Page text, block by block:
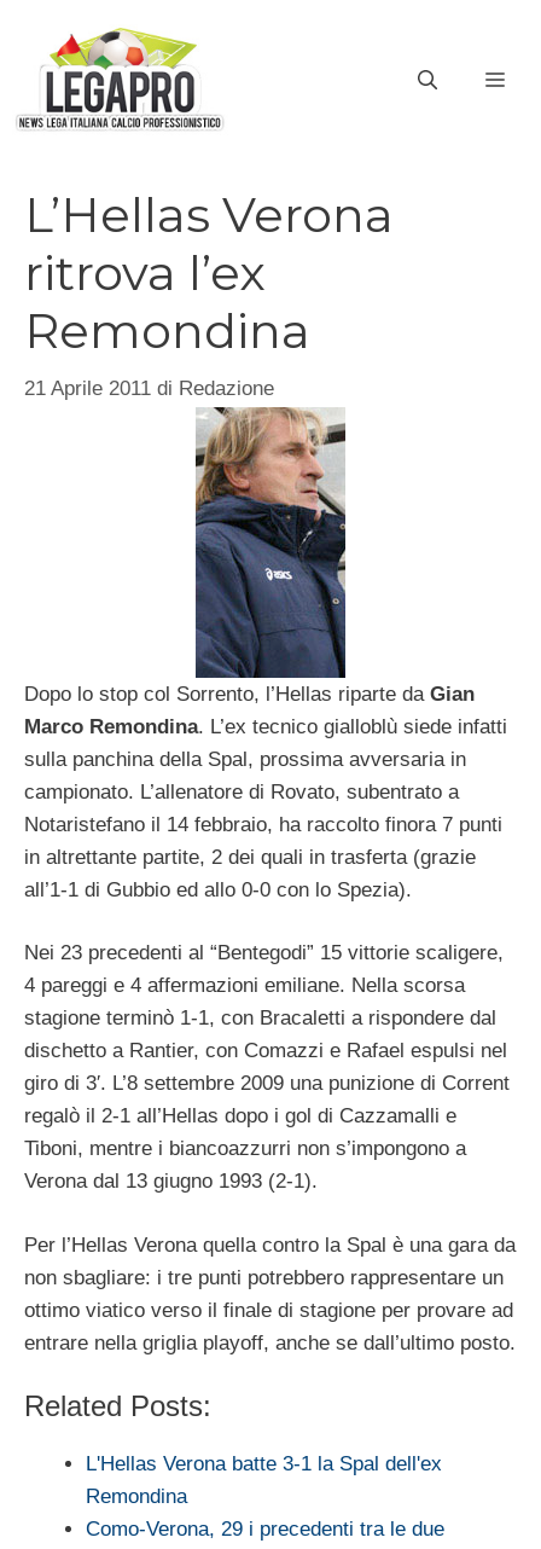
contenuto
L’Hellas Verona
ritrova l’ex
Remondina
21 Aprile 2011 di Redazione
Dopo lo stop col Sorrento, l’Hellas riparte da Gian
Marco Remondina. L’ex tecnico gialloblù siede infatti
sulla panchina della Spal, prossima avversaria in
campionato. L’allenatore di Rovato, subentrato a
Notaristefano il 14 febbraio, ha raccolto finora 7 punti
in altrettante partite, 2 dei quali in trasferta (grazie
all’1-1 di Gubbio ed allo 0-0 con lo Spezia).
Nei 23 precedenti al “Bentegodi” 15 vittorie scaligere,
4 pareggi e 4 affermazioni emiliane. Nella scorsa
stagione terminò 1-1, con Bracaletti a rispondere dal
dischetto a Rantier, con Comazzi e Rafael espulsi nel
giro di 3′. L’8 settembre 2009 una punizione di Corrent
regalò il 2-1 all’Hellas dopo i gol di Cazzamalli e
Tiboni, mentre i biancoazzurri non s’impongono a
Verona dal 13 giugno 1993 (2-1).
Per l’Hellas Verona quella contro la Spal è una gara da
non sbagliare: i tre punti potrebbero rappresentare un
ottimo viatico verso il finale di stagione per provare ad
entrare nella griglia playoff, anche se dall’ultimo posto.
Related Posts:
L'Hellas Verona batte 3-1 la Spal dell'ex
Remondina
Como-Verona, 29 i precedenti tra le due